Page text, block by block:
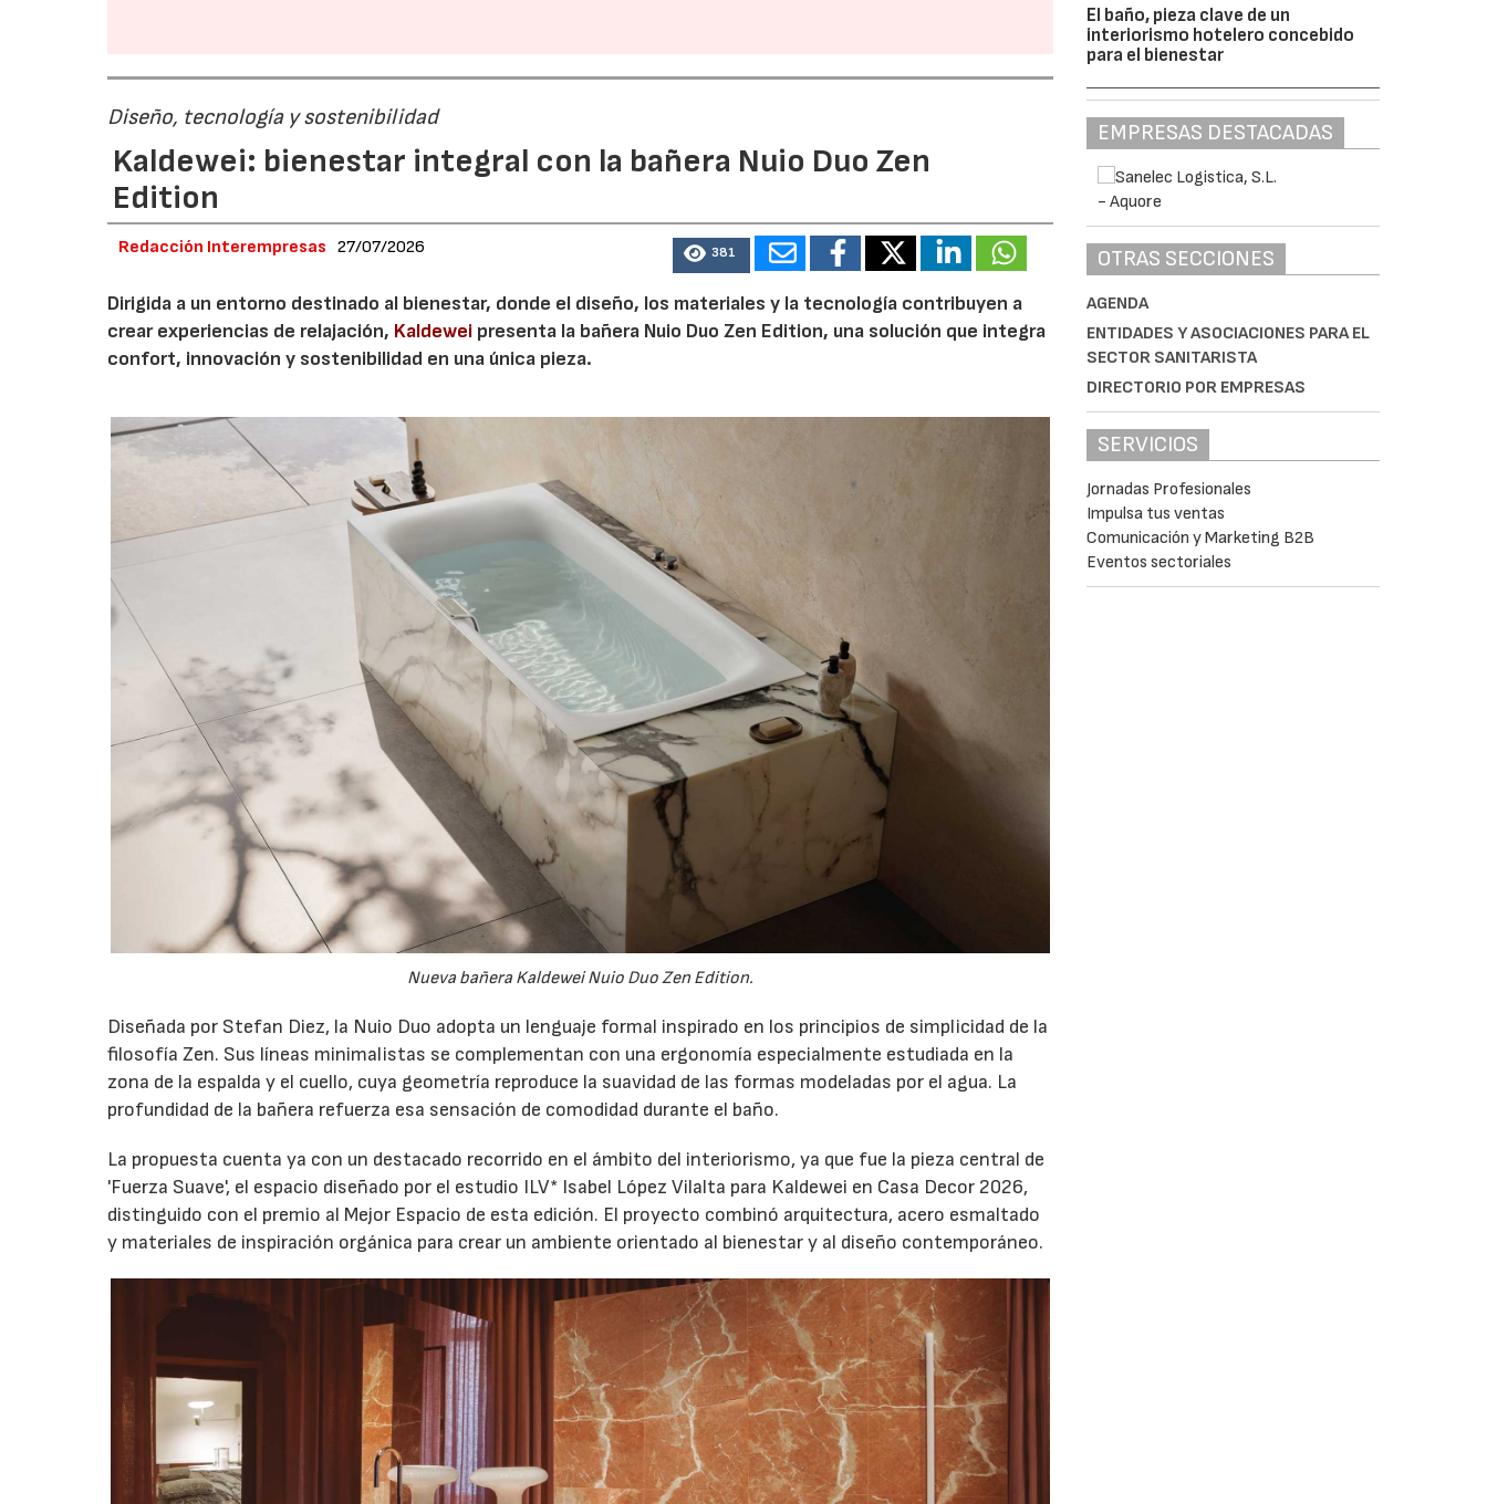
Diseño, tecnología y sostenibilidad
Kaldewei: bienestar integral con la bañera Nuio Duo Zen
Edition
Redacción Interempresas 27/07/2026 381
Dirigida a un entorno destinado al bienestar, donde el diseño, los materiales y la tecnología contribuyen a
crear experiencias de relajación, Kaldewei presenta la bañera Nuio Duo Zen Edition, una solución que integra
confort, innovación y sostenibilidad en una única pieza.
Nueva bañera Kaldewei Nuio Duo Zen Edition.
Diseñada por Stefan Diez, la Nuio Duo adopta un lenguaje formal inspirado en los principios de simplicidad de la
filosofía Zen. Sus líneas minimalistas se complementan con una ergonomía especialmente estudiada en la
zona de la espalda y el cuello, cuya geometría reproduce la suavidad de las formas modeladas por el agua. La
profundidad de la bañera refuerza esa sensación de comodidad durante el baño.
La propuesta cuenta ya con un destacado recorrido en el ámbito del interiorismo, ya que fue la pieza central de
'Fuerza Suave', el espacio diseñado por el estudio ILV* Isabel López Vilalta para Kaldewei en Casa Decor 2026,
distinguido con el premio al Mejor Espacio de esta edición. El proyecto combinó arquitectura, acero esmaltado
y materiales de inspiración orgánica para crear un ambiente orientado al bienestar y al diseño contemporáneo.
El baño, pieza clave de un
interiorismo hotelero concebido
para el bienestar
EMPRESAS DESTACADAS
OTRAS SECCIONES
AGENDA
ENTIDADES Y ASOCIACIONES PARA EL
SECTOR SANITARISTA
DIRECTORIO POR EMPRESAS
SERVICIOS
Jornadas Profesionales
Impulsa tus ventas
Comunicación y Marketing B2B
Eventos sectoriales